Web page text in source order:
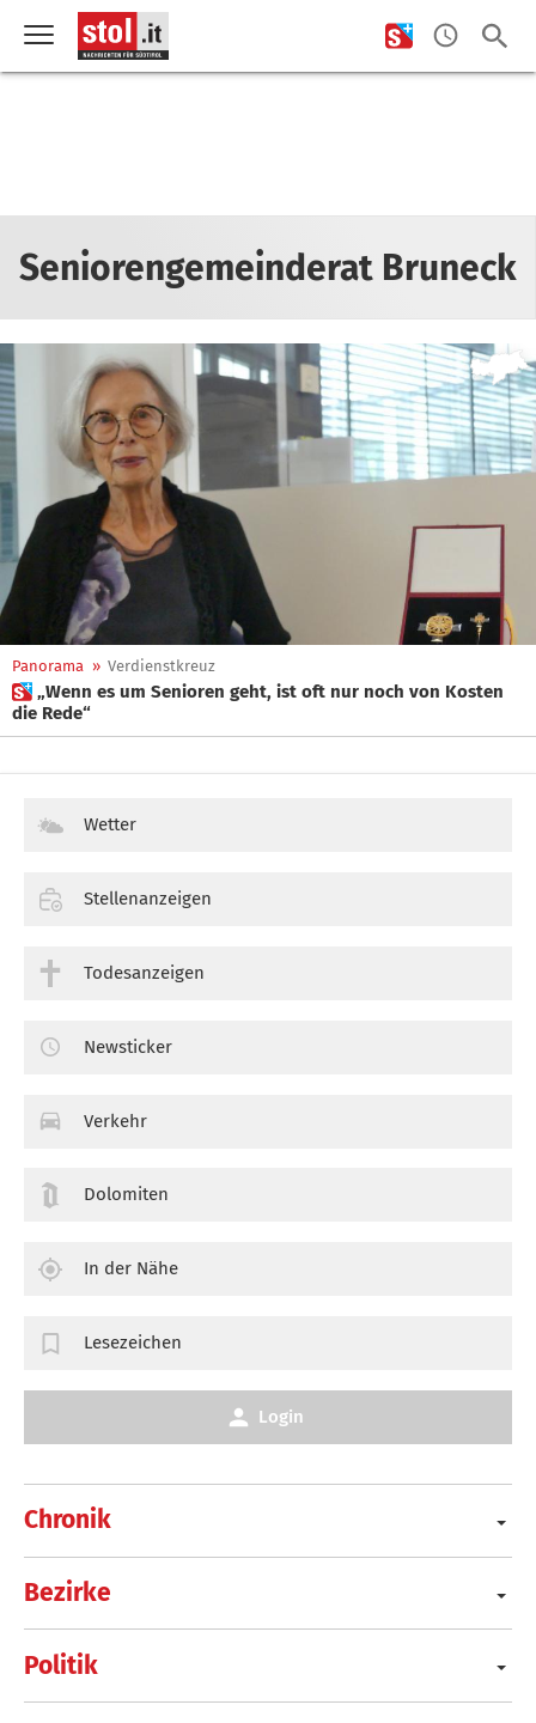
Seniorengemeinderat Bruneck
Panorama » Verdienstkreuz
 „Wenn es um Senioren geht, ist oft nur noch von Kosten
die Rede“
Chronik
Bezirke
Politik
Wetter
Stellenanzeigen
Todesanzeigen
Newsticker
Verkehr
Dolomiten
In der Nähe
Lesezeichen
Login